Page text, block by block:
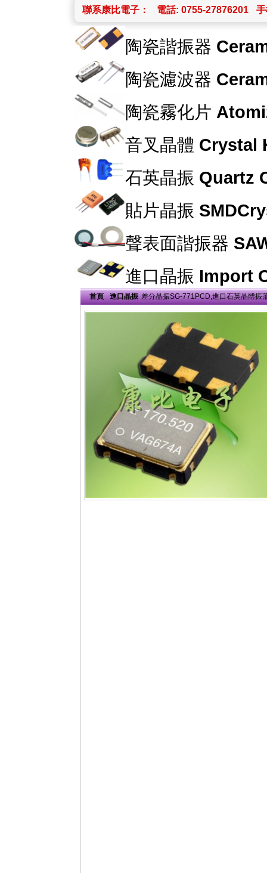
聯系康比電子： 電話: 0755-27876201
陶瓷諧振器
陶瓷濾波器
陶瓷霧化片
音叉晶體 Crystal
石英晶振 Quartz
貼片晶振
聲表面諧振器
進口晶振 Import
首頁 進口晶振 差分晶振SG-771PCD,進口石英晶體振